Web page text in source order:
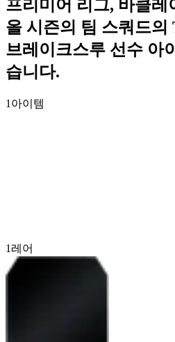
프리미어 리그, 바클
올 시즌의 팀 스쿼드의
브레이크스루 선수 아
습니다.
1 아이템
1 레어